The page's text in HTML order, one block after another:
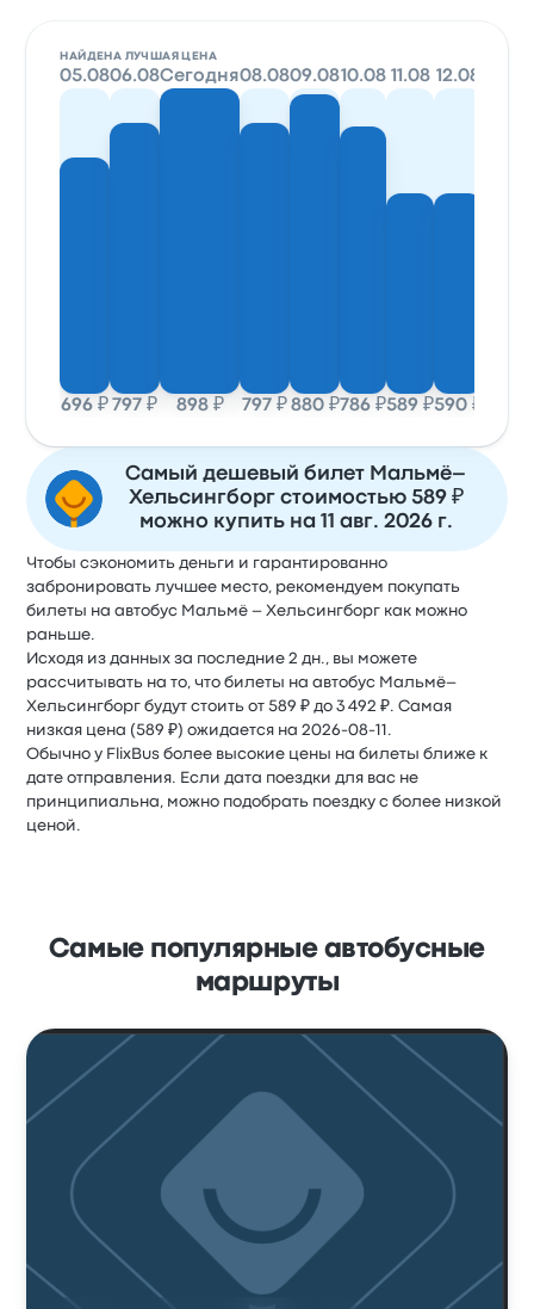
НАЙДЕНА ЛУЧШАЯ ЦЕНА
05.08
696 ₽
06.08
797 ₽
Сегодня
898 ₽
08.08
797 ₽
09.08
880 ₽
10.08
786 ₽
11.08
589 ₽
12.08
590 ₽
Самый дешевый билет Мальмё–
Хельсингборг стоимостью 589 ₽
можно купить на 11 авг. 2026 г.
Чтобы сэкономить деньги и гарантированно
забронировать лучшее место, рекомендуем покупать
билеты на автобус Мальмё – Хельсингборг как можно
раньше.
Исходя из данных за последние 2 дн., вы можете
рассчитывать на то, что билеты на автобус Мальмё–
Хельсингборг будут стоить от 589 ₽ до 3 492 ₽. Самая
низкая цена (589 ₽) ожидается на 2026-08-11.
Обычно у FlixBus более высокие цены на билеты ближе к
дате отправления. Если дата поездки для вас не
принципиальна, можно подобрать поездку с более низкой
ценой.
Самые популярные автобусные
маршруты